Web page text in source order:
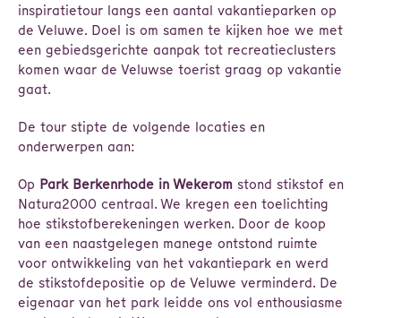
inspiratietour langs een aantal vakantieparken op
de Veluwe. Doel is om samen te kijken hoe we met
een gebiedsgerichte aanpak tot recreatieclusters
komen waar de Veluwse toerist graag op vakantie
gaat.
De tour stipte de volgende locaties en
onderwerpen aan:
Op Park Berkenrhode in Wekerom stond stikstof en
Natura2000 centraal. We kregen een toelichting
hoe stikstofberekeningen werken. Door de koop
van een naastgelegen manege ontstond ruimte
voor ontwikkeling van het vakantiepark en werd
de stikstofdepositie op de Veluwe verminderd. De
eigenaar van het park leidde ons vol enthousiasme